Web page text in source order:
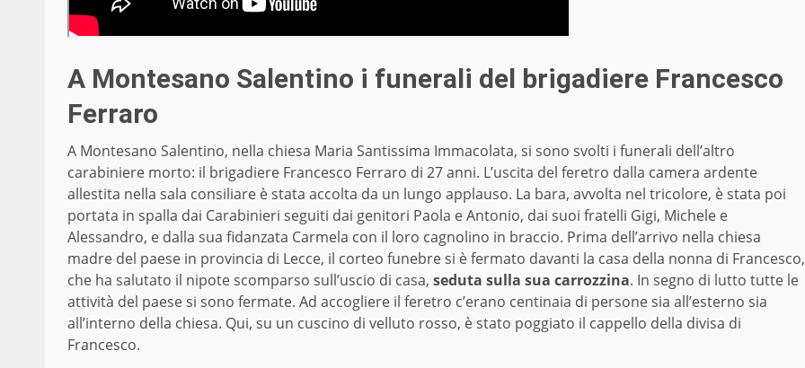
A Montesano Salentino i funerali del brigadiere Francesco
Ferraro
A Montesano Salentino, nella chiesa Maria Santissima Immacolata, si sono svolti i funerali dell’altro
carabiniere morto: il brigadiere Francesco Ferraro di 27 anni. L’uscita del feretro dalla camera ardente
allestita nella sala consiliare è stata accolta da un lungo applauso. La bara, avvolta nel tricolore, è stata poi
portata in spalla dai Carabinieri seguiti dai genitori Paola e Antonio, dai suoi fratelli Gigi, Michele e
Alessandro, e dalla sua fidanzata Carmela con il loro cagnolino in braccio. Prima dell’arrivo nella chiesa
madre del paese in provincia di Lecce, il corteo funebre si è fermato davanti la casa della nonna di Francesco,
che ha salutato il nipote scomparso sull’uscio di casa, seduta sulla sua carrozzina. In segno di lutto tutte le
attività del paese si sono fermate. Ad accogliere il feretro c’erano centinaia di persone sia all’esterno sia
all’interno della chiesa. Qui, su un cuscino di velluto rosso, è stato poggiato il cappello della divisa di
Francesco.